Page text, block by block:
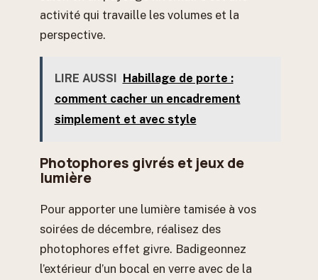
activité qui travaille les volumes et la
perspective.
LIRE AUSSI
Habillage de porte :
comment cacher un encadrement
simplement et avec style
Photophores givrés et jeux de
lumière
Pour apporter une lumière tamisée à vos
soirées de décembre, réalisez des
photophores effet givre. Badigeonnez
l’extérieur d’un bocal en verre avec de la